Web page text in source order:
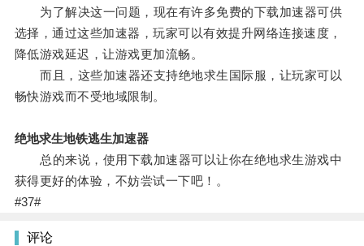
为了解决这一问题，现在有许多免费的下载加速器可供
选择，通过这些加速器，玩家可以有效提升网络连接速度，
降低游戏延迟，让游戏更加流畅。
而且，这些加速器还支持绝地求生国际服，让玩家可以
畅快游戏而不受地域限制。
绝地求生地铁逃生加速器
总的来说，使用下载加速器可以让你在绝地求生游戏中
获得更好的体验，不妨尝试一下吧！。
#37#
评论